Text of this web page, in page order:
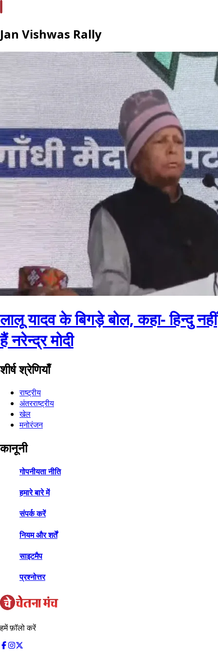
Jan Vishwas Rally
लालू यादव के बिगड़े बोल, कहा- हिन्दु नहीं
हैं नरेन्द्र मोदी
शीर्ष श्रेणियाँ
राष्ट्रीय
अंतरराष्ट्रीय
खेल
मनोरंजन
कानूनी
गोपनीयता नीति
हमारे बारे में
संपर्क करें
नियम और शर्तें
साइटमैप
प्रश्नोत्तर
हमें फ़ॉलो करें